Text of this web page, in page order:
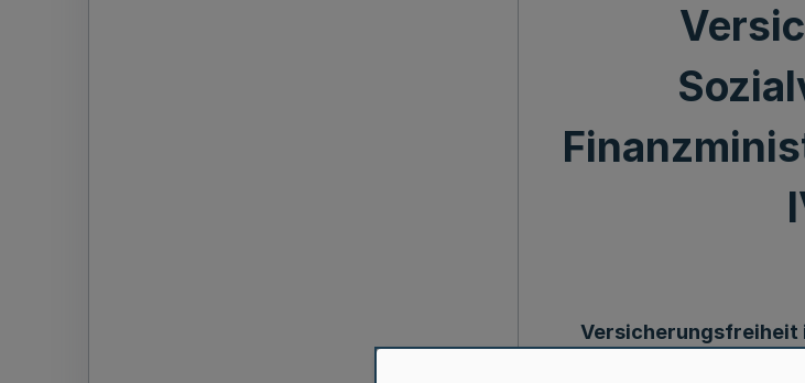
Versicherungsfreiheit